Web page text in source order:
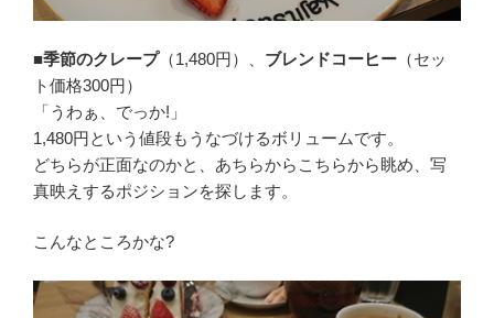
■季節のクレープ（1,480円）、 ブレンドコーヒー （セッ
ト価格300円）
「うわぁ、でっか!」
1,480円という値段もうなづけるボリュームです。
どちらが正面なのかと、あちらからこちらから眺め、写
真映えするポジションを探します。
こんなところかな?